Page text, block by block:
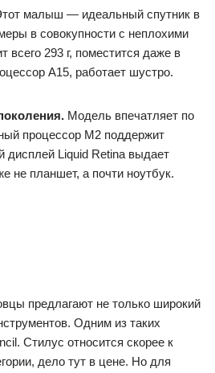
малыш — идеальный спутник в
в совокупности с неплохими
всего 293 г, поместится даже в
A15, работает шустро.
Модель впечатляет по
процессор M2 поддержит
Liquid Retina выдает
не планшет, а почти ноутбук.
предлагают не только широкий
Одним из таких
Стилус относится скорее к
дело тут в цене. Но для